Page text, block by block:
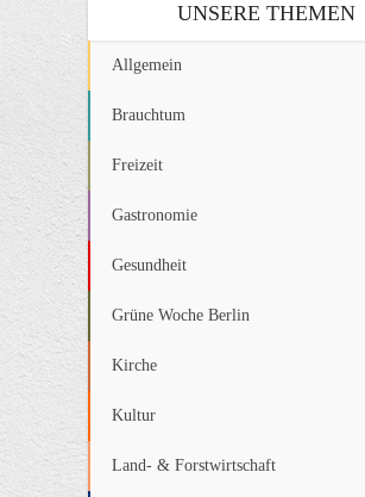
UNSERE THEMEN
Allgemein
Brauchtum
Freizeit
Gastronomie
Gesundheit
Grüne Woche Berlin
Kirche
Kultur
Land- & Forstwirtschaft